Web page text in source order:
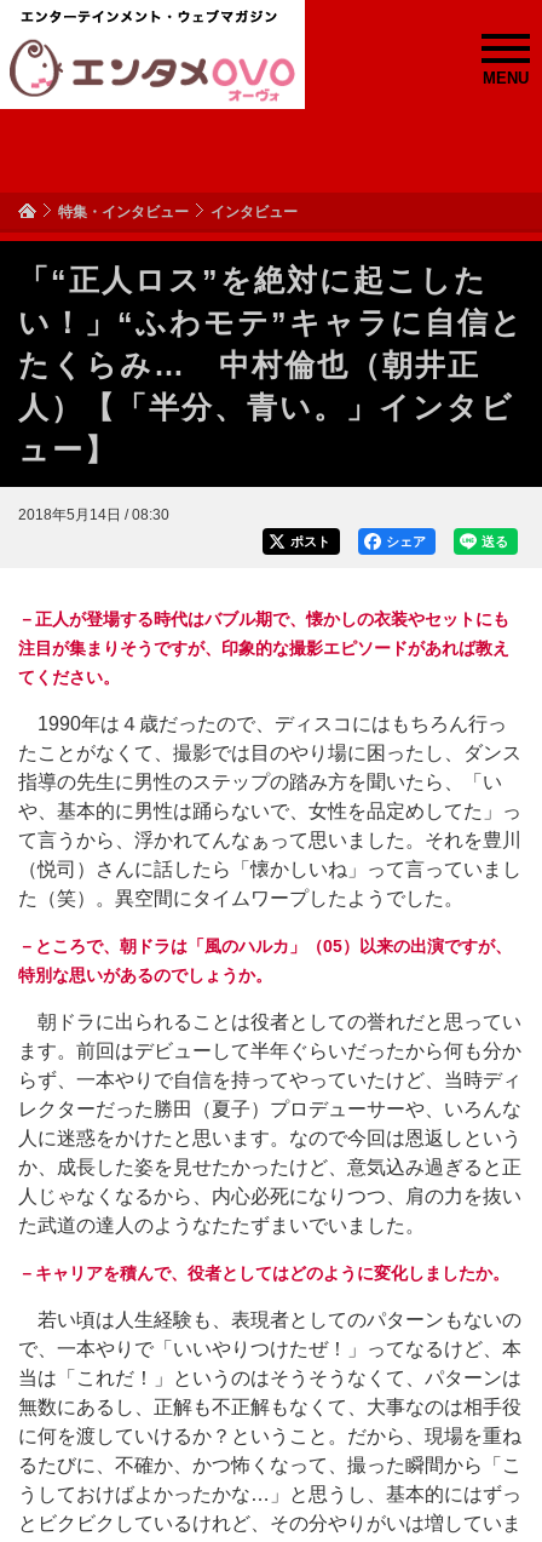
MENU
特集・インタビュー インタビュー
「“正人ロス”を絶対に起こした
い！」“ふわモテ”キャラに自信と
たくらみ… 中村倫也（朝井正
人）【「半分、青い。」インタビ
ュー】
2018年5月14日 / 08:30
送る
シェア
ポスト
－正人が登場する時代はバブル期で、懐かしの衣装やセットにも
注目が集まりそうですが、印象的な撮影エピソードがあれば教え
てください。
1990年は４歳だったので、ディスコにはもちろん行っ
たことがなくて、撮影では目のやり場に困ったし、ダンス
指導の先生に男性のステップの踏み方を聞いたら、「い
や、基本的に男性は踊らないで、女性を品定めしてた」っ
て言うから、浮かれてんなぁって思いました。それを豊川
（悦司）さんに話したら「懐かしいね」って言っていまし
た（笑）。異空間にタイムワープしたようでした。
－ところで、朝ドラは「風のハルカ」（05）以来の出演ですが、
特別な思いがあるのでしょうか。
朝ドラに出られることは役者としての誉れだと思ってい
ます。前回はデビューして半年ぐらいだったから何も分か
らず、一本やりで自信を持ってやっていたけど、当時ディ
レクターだった勝田（夏子）プロデューサーや、いろんな
人に迷惑をかけたと思います。なので今回は恩返しという
か、成長した姿を見せたかったけど、意気込み過ぎると正
人じゃなくなるから、内心必死になりつつ、肩の力を抜い
た武道の達人のようなたたずまいでいました。
－キャリアを積んで、役者としてはどのように変化しましたか。
若い頃は人生経験も、表現者としてのパターンもないの
で、一本やりで「いいやりつけたぜ！」ってなるけど、本
当は「これだ！」というのはそうそうなくて、パターンは
無数にあるし、正解も不正解もなくて、大事なのは相手役
に何を渡していけるか？ということ。だから、現場を重ね
るたびに、不確か、かつ怖くなって、撮った瞬間から「こ
うしておけばよかったかな…」と思うし、基本的にはずっ
とビクビクしているけれど、その分やりがいは増していま